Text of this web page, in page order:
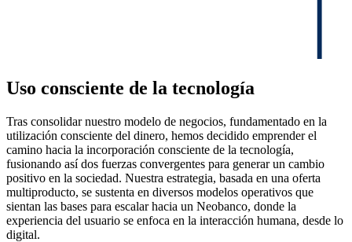
Uso consciente de la tecnología
Tras consolidar nuestro modelo de negocios, fundamentado en la
utilización consciente del dinero, hemos decidido emprender el
camino hacia la incorporación consciente de la tecnología,
fusionando así dos fuerzas convergentes para generar un cambio
positivo en la sociedad. Nuestra estrategia, basada en una oferta
multiproducto, se sustenta en diversos modelos operativos que
sientan las bases para escalar hacia un Neobanco, donde la
experiencia del usuario se enfoca en la interacción humana, desde lo
digital.